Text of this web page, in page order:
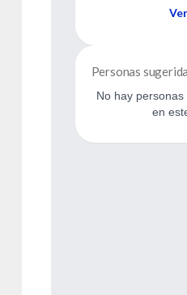
Personas
No hay
en